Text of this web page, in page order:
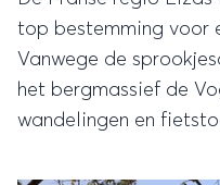
top bestemming voor
Vanwege de
het bergmassief de
wandelingen en